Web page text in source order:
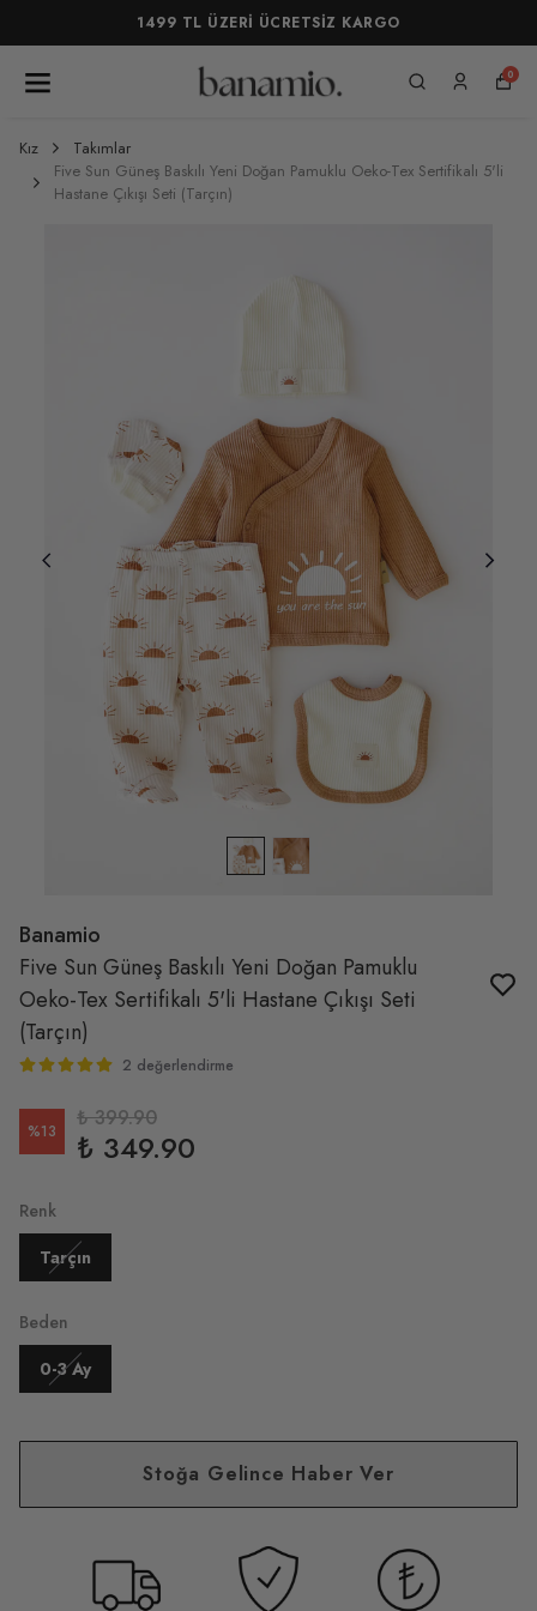
1499 TL ÜZERİ ÜCRETSİZ KARGO
0
Kız
Takımlar
Five Sun Güneş Baskılı Yeni Doğan Pamuklu Oeko-Tex Sertifikalı 5'li
Hastane Çıkışı Seti (Tarçın)
Banamio
Five Sun Güneş Baskılı Yeni Doğan Pamuklu
Oeko-Tex Sertifikalı 5'li Hastane Çıkışı Seti
(Tarçın)
2 değerlendirme
%13 ₺ 399.90
₺ 349.90
Renk
Tarçın
Beden
0-3 Ay
Stoğa Gelince Haber Ver